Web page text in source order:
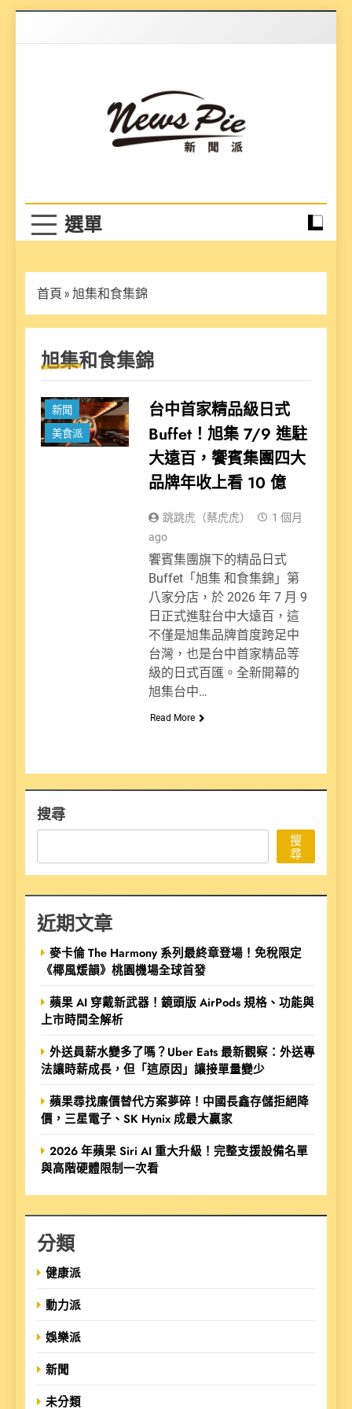
首頁 » 旭集和食集錦
旭集和食集錦
新聞
美食派
台中首家精品級日式
Buffet！旭集 7/9 進駐
大遠百，饗賓集團四大
品牌年收上看 10 億
跳跳虎（蔡虎虎）
1 個月
ago
饗賓集團旗下的精品日式
Buffet「旭集 和食集錦」第
八家分店，於 2026 年 7 月 9
日正式進駐台中大遠百，這
不僅是旭集品牌首度跨足中
台灣，也是台中首家精品等
級的日式百匯。全新開幕的
旭集台中…
Read More
搜尋
搜
尋
近期文章
麥卡倫 The Harmony 系列最終章登場！免稅限定
《椰風煖韻》桃園機場全球首發
蘋果 AI 穿戴新武器！鏡頭版 AirPods 規格、功能與
上市時間全解析
外送員薪水變多了嗎？Uber Eats 最新觀察：外送專
法讓時薪成長，但「這原因」讓接單量變少
蘋果尋找廉價替代方案夢碎！中國長鑫存儲拒絕降
價，三星電子、SK Hynix 成最大贏家
2026 年蘋果 Siri AI 重大升級！完整支援設備名單
與高階硬體限制一次看
分類
健康派
動力派
娛樂派
新聞
未分類